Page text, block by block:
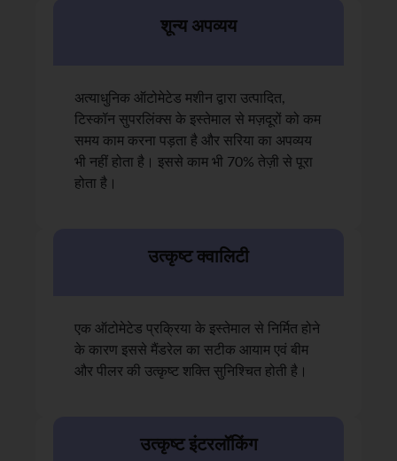
शून्य अपव्यय
अत्याधुनिक ऑटोमेटेड मशीन द्वारा उत्पादित,
टिस्कॉन सुपरलिंक्स के इस्तेमाल से मज़दूरों को कम
समय काम करना पड़ता है और सरिया का अपव्यय
भी नहीं होता है। इससे काम भी 70% तेज़ी से पूरा
होता है।
उत्कृष्ट क्वालिटी
एक ऑटोमेटेड प्रक्रिया के इस्तेमाल से निर्मित होने
के कारण इससे मैंडरेल का सटीक आयाम एवं बीम
और पीलर की उत्कृष्ट शक्ति सुनिश्चित होती है।
उत्कृष्ट इंटरलॉकिंग